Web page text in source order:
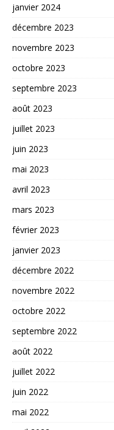
janvier 2024
décembre 2023
novembre 2023
octobre 2023
septembre 2023
août 2023
juillet 2023
juin 2023
mai 2023
avril 2023
mars 2023
février 2023
janvier 2023
décembre 2022
novembre 2022
octobre 2022
septembre 2022
août 2022
juillet 2022
juin 2022
mai 2022